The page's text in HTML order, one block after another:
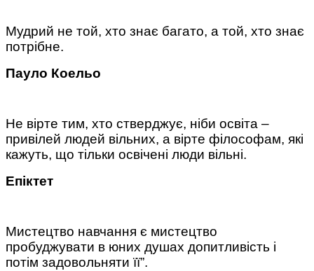
Мудрий не той, хто знає багато, а той, хто знає
потрібне.
Пауло Коельо
Не вірте тим, хто стверджує, ніби освіта –
привілей людей вільних, а вірте філософам, які
кажуть, що тільки освічені люди вільні.
Епіктет
Мистецтво навчання є мистецтво
пробуджувати в юних душах допитливість і
потім задовольняти її”.